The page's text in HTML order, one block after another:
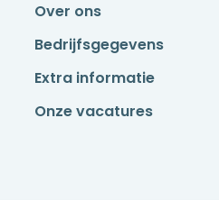
Over ons
Bedrijfsgegevens
Extra informatie
Onze vacatures